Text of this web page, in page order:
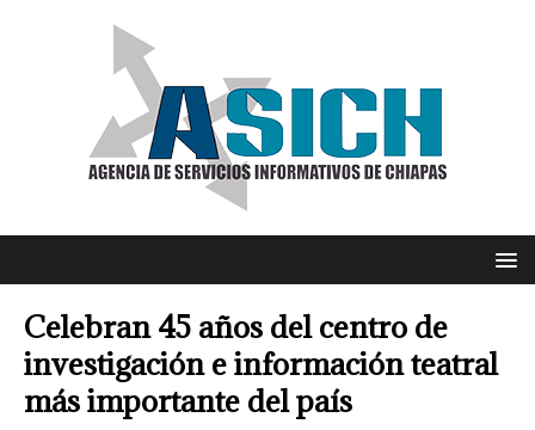
Celebran 45 años del centro de
investigación e información teatral
más importante del país